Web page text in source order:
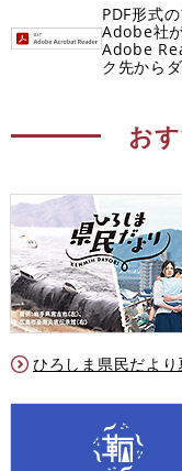
PDF形式
Adobe社
Adobe
ク先から
お
ひろしま県民だより